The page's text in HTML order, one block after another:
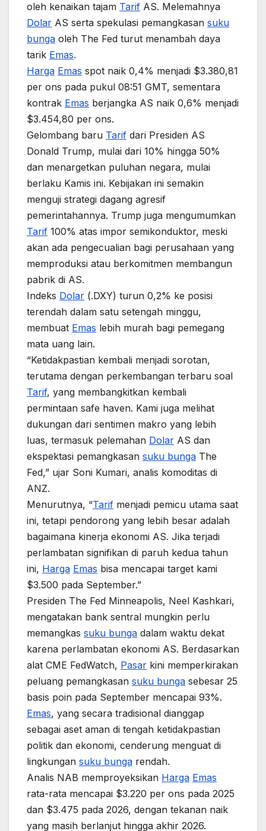
oleh kenaikan tajam Tarif AS. Melemahnya
Dolar AS serta spekulasi pemangkasan suku
bunga oleh The Fed turut menambah daya
tarik Emas.
Harga Emas spot naik 0,4% menjadi $3.380,81
per ons pada pukul 08:51 GMT, sementara
kontrak Emas berjangka AS naik 0,6% menjadi
$3.454,80 per ons.
Gelombang baru Tarif dari Presiden AS
Donald Trump, mulai dari 10% hingga 50%
dan menargetkan puluhan negara, mulai
berlaku Kamis ini. Kebijakan ini semakin
menguji strategi dagang agresif
pemerintahannya. Trump juga mengumumkan
Tarif 100% atas impor semikonduktor, meski
akan ada pengecualian bagi perusahaan yang
memproduksi atau berkomitmen membangun
pabrik di AS.
Indeks Dolar (.DXY) turun 0,2% ke posisi
terendah dalam satu setengah minggu,
membuat Emas lebih murah bagi pemegang
mata uang lain.
“Ketidakpastian kembali menjadi sorotan,
terutama dengan perkembangan terbaru soal
Tarif, yang membangkitkan kembali
permintaan safe haven. Kami juga melihat
dukungan dari sentimen makro yang lebih
luas, termasuk pelemahan Dolar AS dan
ekspektasi pemangkasan suku bunga The
Fed,” ujar Soni Kumari, analis komoditas di
ANZ.
Menurutnya, “Tarif menjadi pemicu utama saat
ini, tetapi pendorong yang lebih besar adalah
bagaimana kinerja ekonomi AS. Jika terjadi
perlambatan signifikan di paruh kedua tahun
ini, Harga Emas bisa mencapai target kami
$3.500 pada September.”
Presiden The Fed Minneapolis, Neel Kashkari,
mengatakan bank sentral mungkin perlu
memangkas suku bunga dalam waktu dekat
karena perlambatan ekonomi AS. Berdasarkan
alat CME FedWatch, Pasar kini memperkirakan
peluang pemangkasan suku bunga sebesar 25
basis poin pada September mencapai 93%.
Emas, yang secara tradisional dianggap
sebagai aset aman di tengah ketidakpastian
politik dan ekonomi, cenderung menguat di
lingkungan suku bunga rendah.
Analis NAB memproyeksikan Harga Emas
rata-rata mencapai $3.220 per ons pada 2025
dan $3.475 pada 2026, dengan tekanan naik
yang masih berlanjut hingga akhir 2026.